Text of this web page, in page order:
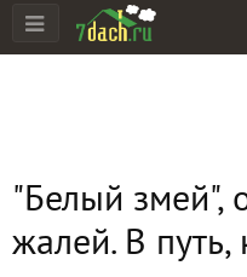
"Белый змей",
жалей. В